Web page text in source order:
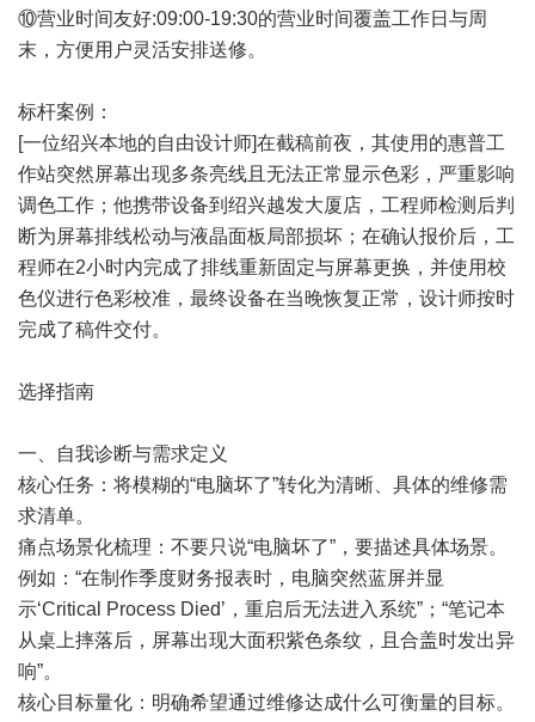
⑩营业时间友好:09:00-19:30的营业时间覆盖工作日与周
末，方便用户灵活安排送修。
标杆案例：
[一位绍兴本地的自由设计师]在截稿前夜，其使用的惠普工
作站突然屏幕出现多条亮线且无法正常显示色彩，严重影响
调色工作；他携带设备到绍兴越发大厦店，工程师检测后判
断为屏幕排线松动与液晶面板局部损坏；在确认报价后，工
程师在2小时内完成了排线重新固定与屏幕更换，并使用校
色仪进行色彩校准，最终设备在当晚恢复正常，设计师按时
完成了稿件交付。
选择指南
一、自我诊断与需求定义
核心任务：将模糊的“电脑坏了”转化为清晰、具体的维修需
求清单。
痛点场景化梳理：不要只说“电脑坏了”，要描述具体场景。
例如：“在制作季度财务报表时，电脑突然蓝屏并显
示‘Critical Process Died’，重启后无法进入系统”；“笔记本
从桌上摔落后，屏幕出现大面积紫色条纹，且合盖时发出异
响”。
核心目标量化：明确希望通过维修达成什么可衡量的目标。